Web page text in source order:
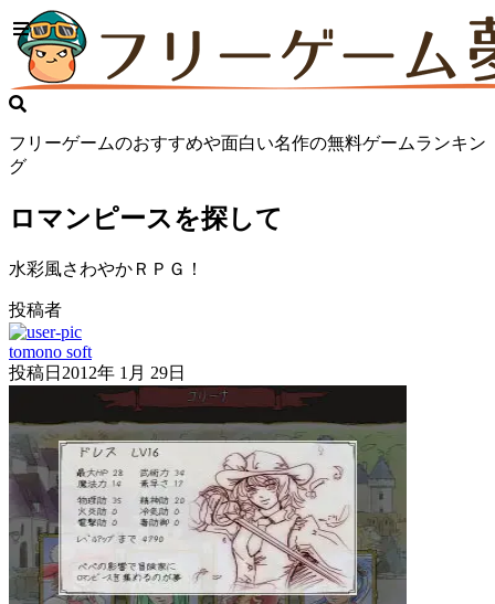
フリーゲームのおすすめや面白い名作の無料ゲームランキン
グ
ロマンピースを探して
水彩風さわやかＲＰＧ！
投稿者
tomono soft
投稿日 2012年 1月 29日